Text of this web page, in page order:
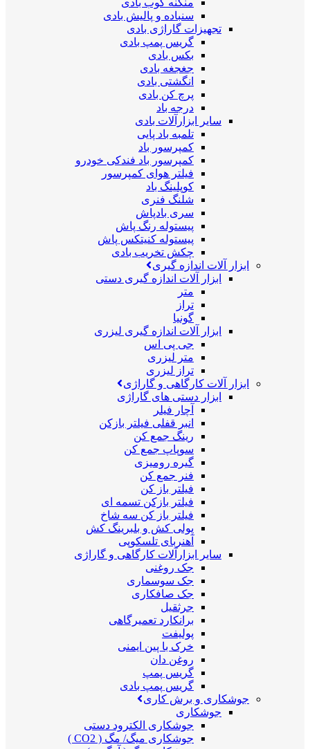
منگنه کوب بادی
سنباده و پالیش بادی
تجهیزات گاراژی بادی
گریس پمپ بادی
بکس بادی
جغجغه بادی
انگشتی بادی
پرچ کن بادی
درجه باد
سایر ابزارآلات بادی
تلمبه باد پایی
کمپرسور باد
کمپرسور باد فندکی خودرو
فیلتر هوای کمپرسور
کوپلینگ باد
شلنگ فنری
سری بادپاش
پیستوله رنگ پاش
پیستوله کنیتکس پاش
چکش تخریب بادی
ابزار آلات اندازه گیری
ابزار آلات اندازه گیری دستی
متر
تراز
گونیا
ابزار آلات اندازه گیری لیزری
جی پی اس
متر لیزری
تراز لیزری
ابزار آلات کارگاهی و گاراژی
ابزار دستی های گاراژی
آچار فیلر
انبر قفلی فیلتر بازکن
رینگ جمع کن
سوپاپ جمع کن
گیره رومیزی
فنر جمع کن
فیلتر باز کن
فیلتر بازکن تسمه ای
فیلتر باز کن سه شاخ
پولی کش و بلبرینگ کش
آهنربای تلسکوپی
سایر ابزارآلات کارگاهی و گاراژی
جک روغنی
جک سوسماری
جک صافکاری
جرثقیل
برانکارد تعمیرگاهی
پولیفت
خرک با پین ایمنی
روغن دان
گریس پمپ
گریس پمپ بادی
جوشکاری و برش کاری
جوشکاری
جوشکاری الکترود دستی
جوشکاری میگ/ مگ ( CO2 )